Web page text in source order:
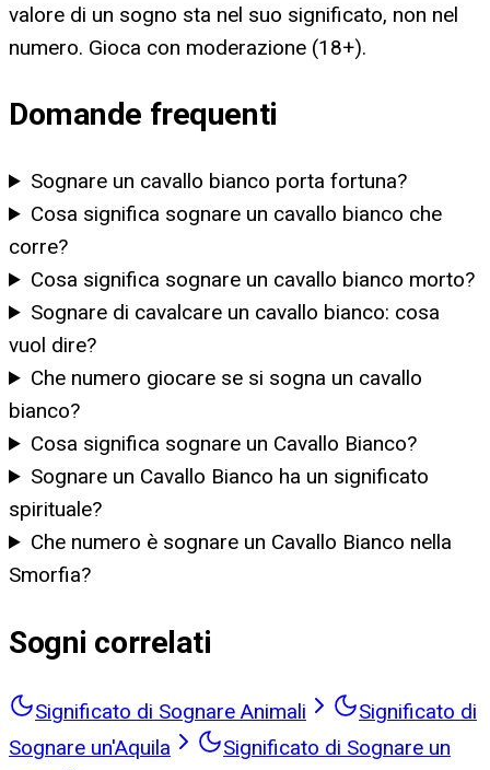
valore di un sogno sta nel suo significato, non nel
numero. Gioca con moderazione (18+).
Domande frequenti
Sognare un cavallo bianco porta fortuna?
Cosa significa sognare un cavallo bianco che
corre?
Cosa significa sognare un cavallo bianco morto?
Sognare di cavalcare un cavallo bianco: cosa
vuol dire?
Che numero giocare se si sogna un cavallo
bianco?
Cosa significa sognare un Cavallo Bianco?
Sognare un Cavallo Bianco ha un significato
spirituale?
Che numero è sognare un Cavallo Bianco nella
Smorfia?
Sogni correlati
Significato di Sognare Animali
Significato di
Sognare un'Aquila
Significato di Sognare un